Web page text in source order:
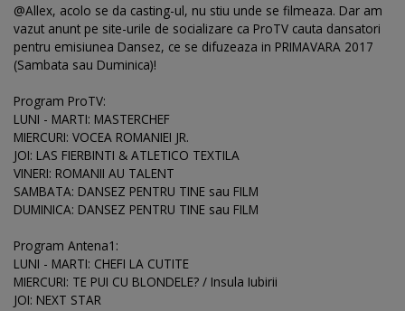
@Allex, acolo se da casting-ul, nu stiu unde se filmeaza. Dar am
vazut anunt pe site-urile de socializare ca ProTV cauta dansatori
pentru emisiunea Dansez, ce se difuzeaza in PRIMAVARA 2017
(Sambata sau Duminica)!
Program ProTV:
LUNI - MARTI: MASTERCHEF
MIERCURI: VOCEA ROMANIEI JR.
JOI: LAS FIERBINTI & ATLETICO TEXTILA
VINERI: ROMANII AU TALENT
SAMBATA: DANSEZ PENTRU TINE sau FILM
DUMINICA: DANSEZ PENTRU TINE sau FILM
Program Antena1:
LUNI - MARTI: CHEFI LA CUTITE
MIERCURI: TE PUI CU BLONDELE? / Insula Iubirii
JOI: NEXT STAR